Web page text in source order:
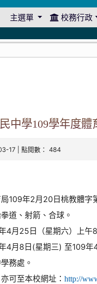
主選單 校務行政
中學109學年度
17 | 點閱數： 484
109年2月20日桃教體字
道、射箭、合球。
4月25日（星期六）上午
4月8日(星期三) 至109
務處。
可至本校網址： http://